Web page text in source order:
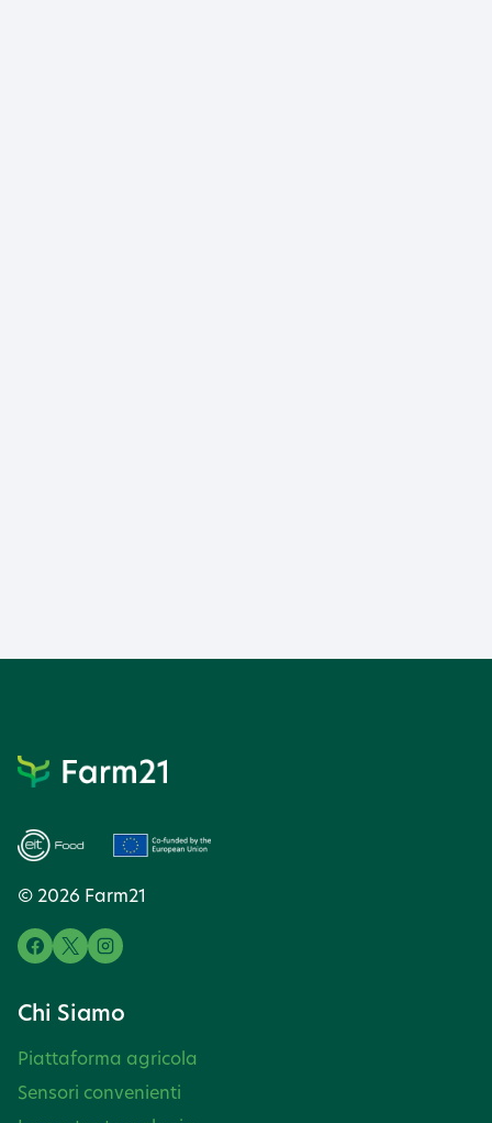
© 2026 Farm21
Chi Siamo
Piattaforma agricola
Sensori convenienti